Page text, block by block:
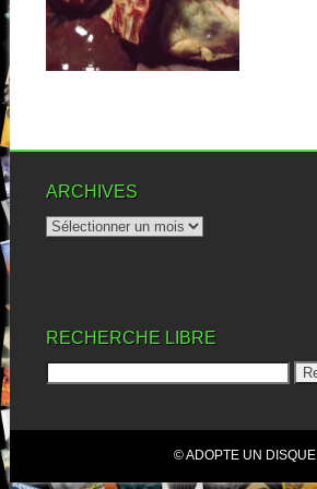
Pharmakon avant ce « Bestial
burden ». Ce qui...
ARCHIVES
RECHERCHE LIBRE
© ADOPTE UN DISQUE